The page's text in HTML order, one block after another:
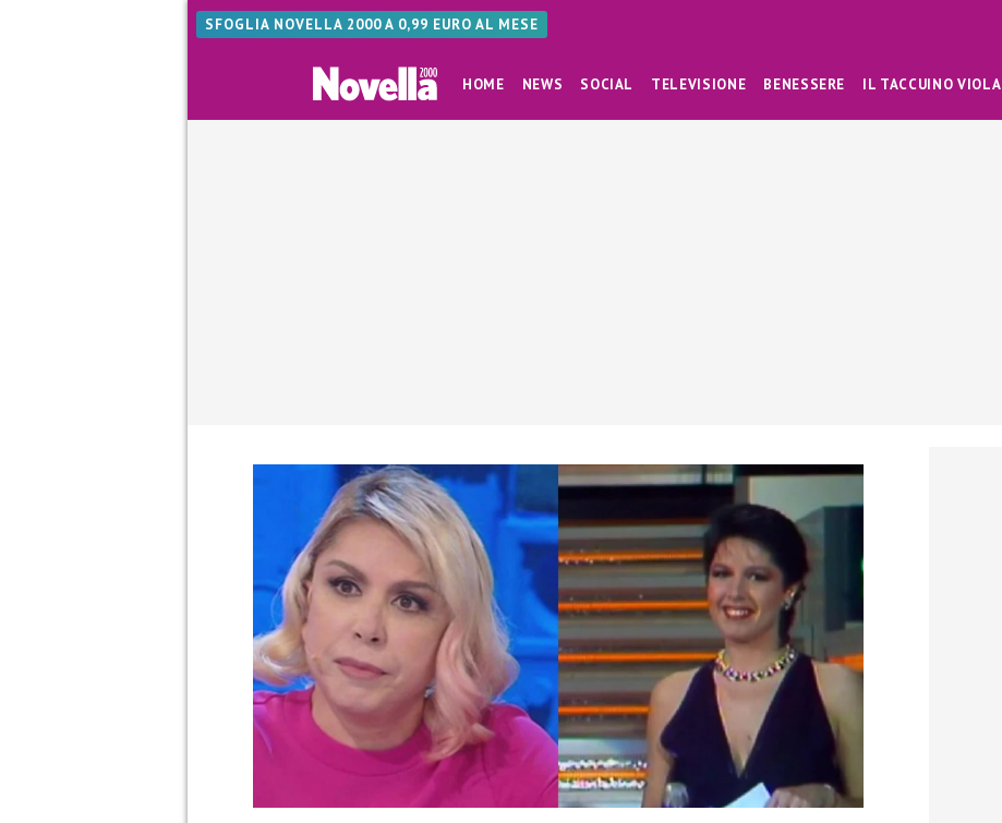
SFOGLIA NOVELLA 2000 A 0,99 EURO AL MESE
HOME NEWS SOCIAL TELEVISIONE BENESSERE IL TACCUINO VIOLA